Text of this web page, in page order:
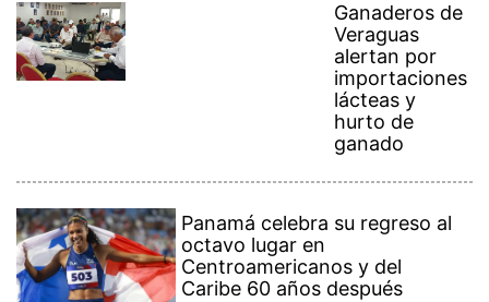
Ganaderos de
Veraguas
alertan por
importaciones
lácteas y
hurto de
ganado
Panamá celebra su regreso al
octavo lugar en
Centroamericanos y del
Caribe 60 años después